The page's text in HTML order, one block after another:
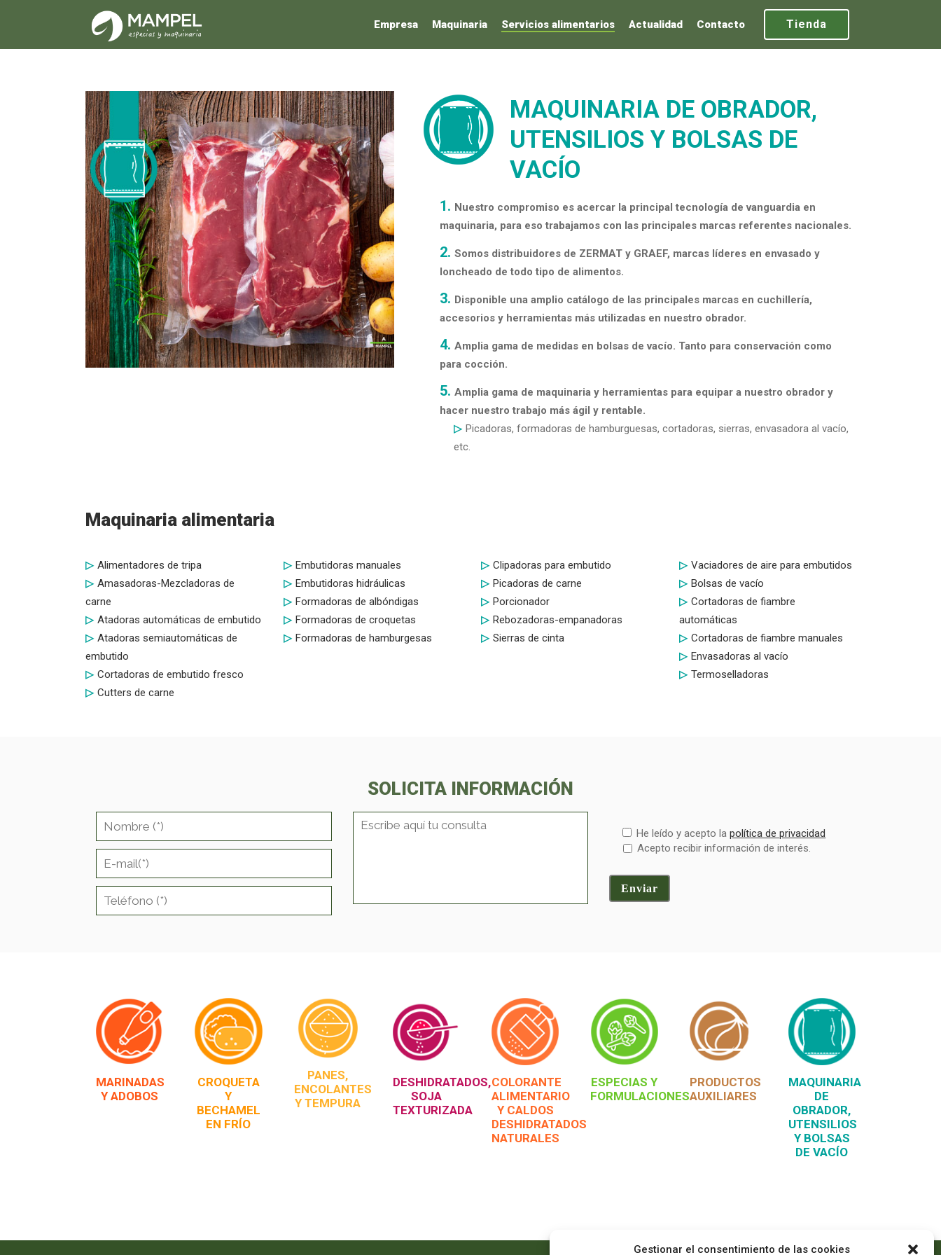
Gestionar el consentimiento de las cookies
Tienda
Empresa Maquinaria Servicios alimentarios Actualidad Contacto
MAQUINARIA DE OBRADOR,
UTENSILIOS Y BOLSAS DE
VACÍO
Nuestro compromiso es acercar la principal tecnología de vanguardia en
maquinaria, para eso trabajamos con las principales marcas referentes nacionales.
Somos distribuidores de ZERMAT y GRAEF, marcas líderes en envasado y
loncheado de todo tipo de alimentos.
Disponible una amplio catálogo de las principales marcas en cuchillería,
accesorios y herramientas más utilizadas en nuestro obrador.
Amplia gama de medidas en bolsas de vacío. Tanto para conservación como
para cocción.
Amplia gama de maquinaria y herramientas para equipar a nuestro obrador y
hacer nuestro trabajo más ágil y rentable.
Picadoras, formadoras de hamburguesas, cortadoras, sierras, envasadora al vacío,
etc.
Maquinaria alimentaria
Alimentadores de tripa
Amasadoras-Mezcladoras de
carne
Atadoras automáticas de embutido
Atadoras semiautomáticas de
embutido
Cortadoras de embutido fresco
Cutters de carne
Embutidoras manuales
Embutidoras hidráulicas
Formadoras de albóndigas
Formadoras de croquetas
Formadoras de hamburgesas
Clipadoras para embutido
Picadoras de carne
Porcionador
Rebozadoras-empanadoras
Sierras de cinta
Vaciadores de aire para embutidos
Bolsas de vacío
Cortadoras de fiambre
automáticas
Cortadoras de fiambre manuales
Envasadoras al vacío
Termoselladoras
SOLICITA INFORMACIÓN
He leído y acepto lapolítica de privacidad
Acepto recibir información de interés.
MARINADAS
Y ADOBOS
CROQUETA
Y
BECHAMEL
EN FRÍO
PANES,
ENCOLANTES
Y TEMPURA
DESHIDRATADOS,
SOJA
TEXTURIZADA
COLORANTE
ALIMENTARIO
Y CALDOS
DESHIDRATADOS
NATURALES
ESPECIAS Y
FORMULACIONES
PRODUCTOS
AUXILIARES
MAQUINARIA
DE
OBRADOR,
UTENSILIOS
Y BOLSAS
DE VACÍO